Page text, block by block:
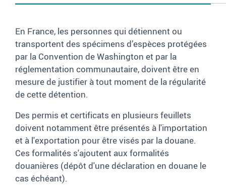
En France, les personnes qui détiennent ou
transportent des spécimens d’espèces protégées
par la Convention de Washington et par la
réglementation communautaire, doivent être en
mesure de justifier à tout moment de la régularité
de cette détention.
Des permis et certificats en plusieurs feuillets
doivent notamment être présentés à l'importation
et à l'exportation pour être visés par la douane.
Ces formalités s'ajoutent aux formalités
douanières (dépôt d'une déclaration en douane le
cas échéant).